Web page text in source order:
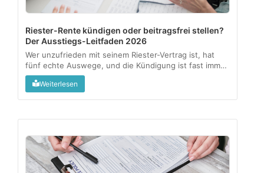
Riester-Rente kündigen oder beitragsfrei stellen?
Der Ausstiegs-Leitfaden 2026
Wer unzufrieden mit seinem Riester-Vertrag ist, hat
fünf echte Auswege, und die Kündigung ist fast immer
der teuerste. Dieser Leitfaden zeigt, was mit Zulagen
und Steuervorteilen passiert und welche Option zu
Weiterlesen